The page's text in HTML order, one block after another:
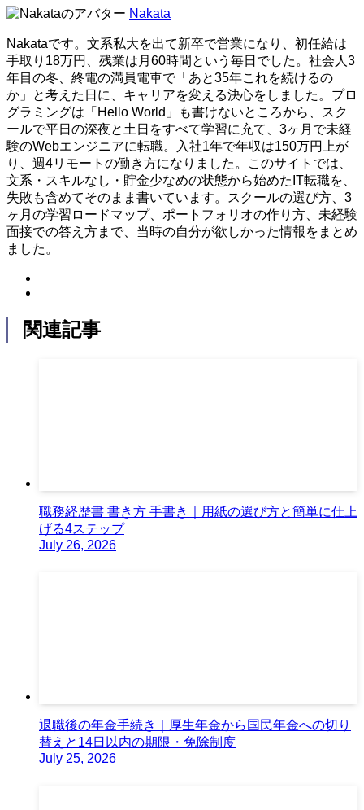
Nakata
Nakataです。文系私大を出て新卒で営業になり、初任給は
手取り18万円、残業は月60時間という毎日でした。社会人3
年目の冬、終電の満員電車で「あと35年これを続けるの
か」と考えた日に、キャリアを変える決心をしました。プロ
グラミングは「Hello World」も書けないところから、スク
ールで平日の深夜と土日をすべて学習に充て、3ヶ月で未経
験のWebエンジニアに転職。入社1年で年収は150万円上が
り、週4リモートの働き方になりました。このサイトでは、
文系・スキルなし・貯金少なめの状態から始めたIT転職を、
失敗も含めてそのまま書いています。スクールの選び方、3
ヶ月の学習ロードマップ、ポートフォリオの作り方、未経験
面接での答え方まで、当時の自分が欲しかった情報をまとめ
ました。
関連記事
職務経歴書 書き方 手書き｜用紙の選び方と簡単に仕上
げる4ステップ
July 26, 2026
退職後の年金手続き｜厚生年金から国民年金への切り
替えと14日以内の期限・免除制度
July 25, 2026